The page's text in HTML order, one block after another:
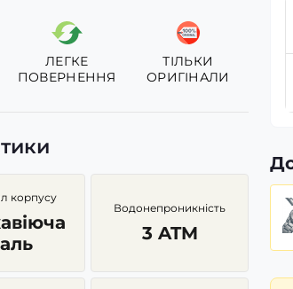
ЛЕГКЕ
ПОВЕРНЕННЯ
ТІЛЬКИ
ОРИГІНАЛИ
корпусу
Водонепроникність
3 ATM